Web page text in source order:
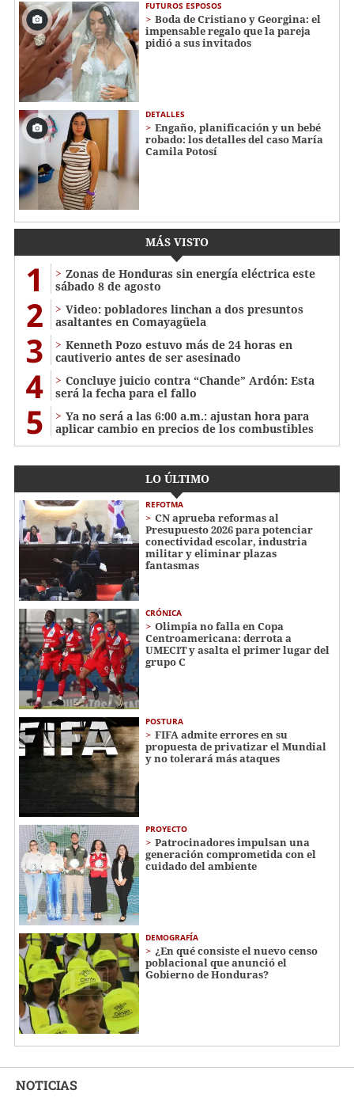
FUTUROS ESPOSOS
Boda de Cristiano y Georgina: el
impensable regalo que la pareja
pidió a sus invitados
DETALLES
Engaño, planificación y un bebé
robado: los detalles del caso María
Camila Potosí
MÁS VISTO
1
Zonas de Honduras sin energía eléctrica este
sábado 8 de agosto
2
Video: pobladores linchan a dos presuntos
asaltantes en Comayagüela
3
Kenneth Pozo estuvo más de 24 horas en
cautiverio antes de ser asesinado
4
Concluye juicio contra “Chande” Ardón: Esta
será la fecha para el fallo
5
Ya no será a las 6:00 a.m.: ajustan hora para
aplicar cambio en precios de los combustibles
LO ÚLTIMO
REFOTMA
CN aprueba reformas al
Presupuesto 2026 para potenciar
conectividad escolar, industria
militar y eliminar plazas
fantasmas
CRÓNICA
Olimpia no falla en Copa
Centroamericana: derrota a
UMECIT y asalta el primer lugar del
grupo C
POSTURA
FIFA admite errores en su
propuesta de privatizar el Mundial
y no tolerará más ataques
PROYECTO
Patrocinadores impulsan una
generación comprometida con el
cuidado del ambiente
DEMOGRAFÍA
¿En qué consiste el nuevo censo
poblacional que anunció el
Gobierno de Honduras?
NOTICIAS